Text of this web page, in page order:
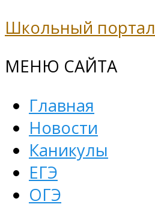
Школьный портал
МЕНЮ САЙТА
Главная
Новости
Каникулы
ЕГЭ
ОГЭ